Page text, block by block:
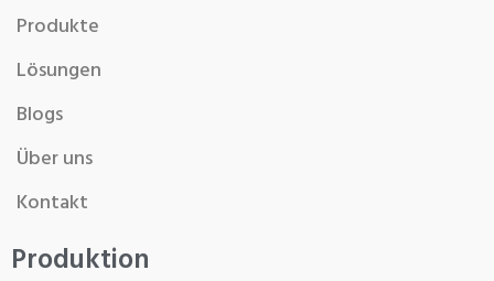
Produkte
Lösungen
Blogs
Über uns
Kontakt
Produktion